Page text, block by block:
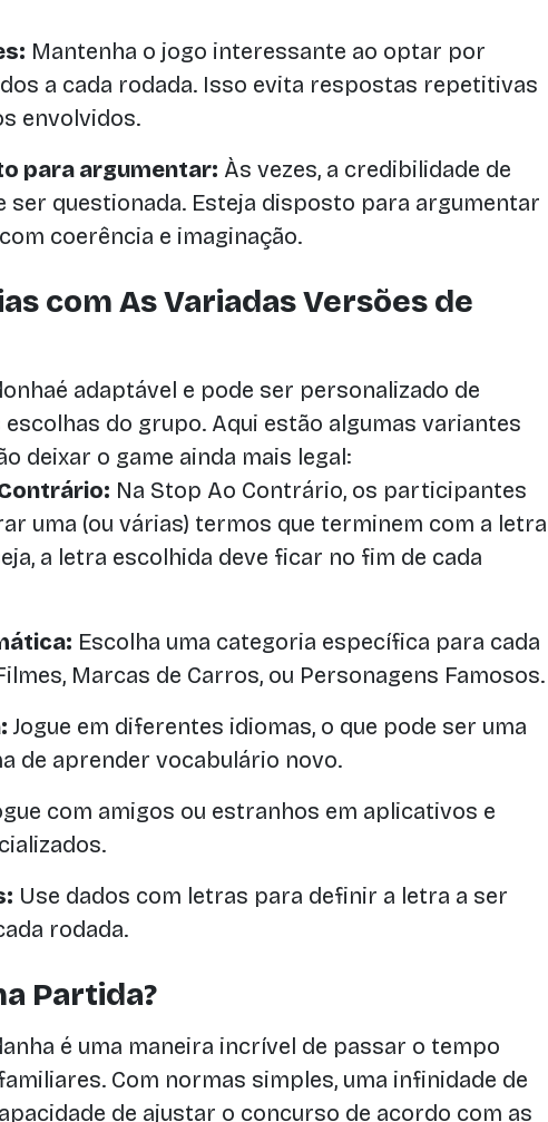
Mantenha o jogo interessante ao optar por
a cada rodada. Isso evita respostas repetitivas
envolvidos.
para argumentar: Às vezes, a credibilidade de
ser questionada. Esteja disposto para argumentar
coerência e imaginação.
com As Variadas Versões de
adaptável e pode ser personalizado de
do grupo. Aqui estão algumas variantes
deixar o game ainda mais legal:
Na Stop Ao Contrário, os participantes
uma (ou várias) termos que terminem com a letra
a letra escolhida deve ficar no fim de cada
Escolha uma categoria específica para cada
Marcas de Carros, ou Personagens Famosos.
Jogue em diferentes idiomas, o que pode ser uma
de aprender vocabulário novo.
com amigos ou estranhos em aplicativos e
Use dados com letras para definir a letra a ser
rodada.
Partida?
é uma maneira incrível de passar o tempo
Com normas simples, uma infinidade de
de ajustar o concurso de acordo com as